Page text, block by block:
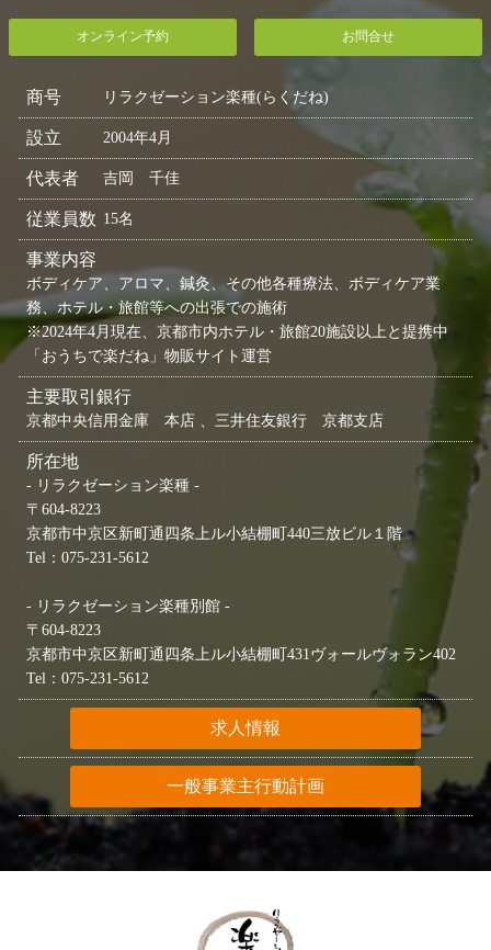
オンライン予約 お問合せ
商号 リラクゼーション楽種(らくだね)
設立 2004年4月
代表者 吉岡 千佳
従業員数 15名
事業内容
ボディケア、アロマ、鍼灸、その他各種療法、ボディケア業
務、ホテル・旅館等への出張での施術
※2024年4月現在、京都市内ホテル・旅館20施設以上と提携中
「おうちで楽だね」物販サイト運営
主要取引銀行
京都中央信用金庫 本店 、三井住友銀行 京都支店
所在地
- リラクゼーション楽種 -
〒604-8223
京都市中京区新町通四条上ル小結棚町440三放ビル１階
Tel：075-231-5612
- リラクゼーション楽種別館 -
〒604-8223
京都市中京区新町通四条上ル小結棚町431ヴォールヴォラン402
Tel：075-231-5612
求人情報
一般事業主行動計画